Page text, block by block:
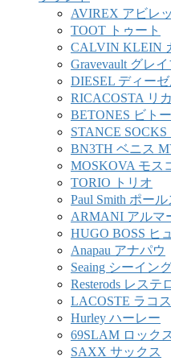
AVIREX アビレ
TOOT トゥート
CALVIN KLEIN
Gravevault グレ
DIESEL ディー
RICACOSTA リ
BETONES ビト
STANCE
BN3TH ベニス
MOSKOVA モス
TORIO トリオ
Paul Smith ポー
ARMANI アルマ
HUGO BOSS ヒ
Anapau アナパウ
Seaing シーイン
Resterods レステ
LACOSTE ラコ
Hurley ハーレー
69SLAM ロック
SAXX サックス